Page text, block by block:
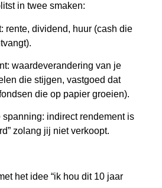
in twee smaken:
rente, dividend, huur (cash die
waardeverandering van je
die stijgen, vastgoed dat
die op papier groeien).
spanning: indirect rendement is
zolang jij niet verkoopt.
het idee “ik hou dit 10 jaar